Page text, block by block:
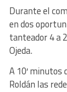
Durante el
en dos
tanteador 4 a
Ojeda.
A 10′ minutos
Roldán las